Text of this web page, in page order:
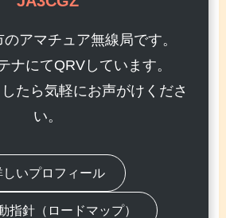
アマチュア無線局です。
ナにてQRVしています。
たら気軽にお声がけくださ
い。
しいプロフィール
指針（ロードマップ）